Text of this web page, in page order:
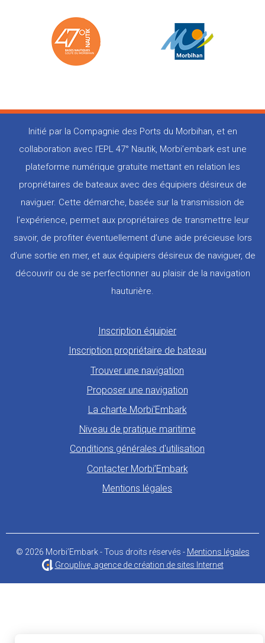
Initié par la Compagnie des Ports du Morbihan, et en
collaboration avec l’EPL 47° Nautik, Morbi’embark est une
plateforme numérique gratuite mettant en relation les
propriétaires de bateaux avec des équipiers désireux de
naviguer. Cette démarche, basée sur la transmission de
l’expérience, permet aux propriétaires de transmettre leur
savoir, de profiter éventuellement d’une aide précieuse lors
d’une sortie en mer, et aux équipiers désireux de naviguer, de
découvrir ou de se perfectionner au plaisir de la navigation
hauturière.
Inscription équipier
Inscription propriétaire de bateau
Trouver une navigation
Proposer une navigation
La charte Morbi'Embark
Niveau de pratique maritime
Conditions générales d'utilisation
Contacter Morbi’Embark
Mentions légales
© 2026 Morbi’Embark - Tous droits réservés - Mentions légales
Grouplive, agence de création de sites Internet